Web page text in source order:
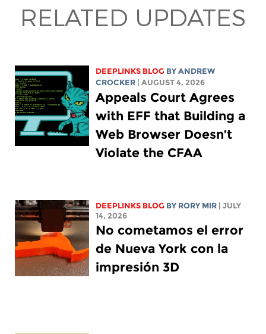
RELATED UPDATES
DEEPLINKS BLOG BYANDREW
CROCKER
| AUGUST 4, 2026
Appeals Court Agrees
with EFF that Building a
Web Browser Doesn’t
Violate the CFAA
DEEPLINKS BLOG BY RORY MIR
| JULY
14, 2026
No cometamos el error
de Nueva York con la
impresión 3D